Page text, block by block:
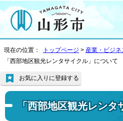
現在の位置： トップページ > 産業・ビジネ
「西部地区観光レンタサイクル」について
「西部地区観光レン
お気に入りに登録する